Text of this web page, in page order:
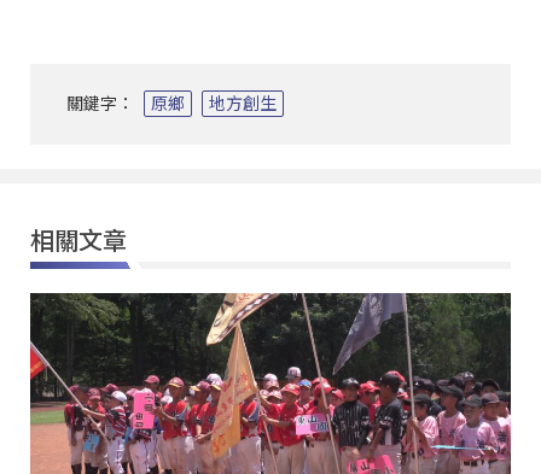
關鍵字： 原鄉 地方創生
相關文章